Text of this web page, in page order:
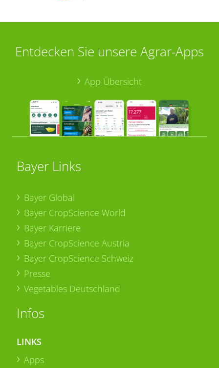
Entdecken Sie unsere Agrar-Apps
App Übersicht
Bayer Links
Bayer Global
Bayer CropScience World
Bayer Karriere
Bayer CropScience Austria
Bayer CropScience Schweiz
Presse
Vegetables Deutschland
Infos
LINKS
Apps